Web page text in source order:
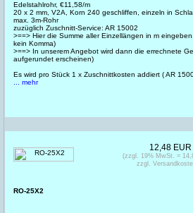
Edelstahlrohr, €11,58/m
20 x 2 mm, V2A, Korn 240 geschliffen, einzeln in
max. 3m-Rohr
zuzüglich Zuschnitt-Service: AR 15002
>==> Hier die Summe aller Einzellängen in m
kein Komma)
>==> In unserem Angebot wird dann die errechnete
aufgerundet erscheinen)
Es wird pro Stück 1 x Zuschnittkosten addiert ( AR
... mehr
RO-25X2
12,48 EUR
(zzgl. 19% MwSt. =
zzgl.